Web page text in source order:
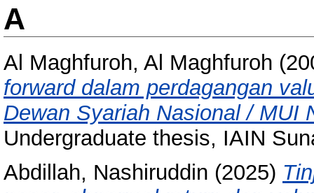
A
Al Maghfuroh, Al Maghfuroh
forward dalam perdagangan
Dewan Syariah Nasional / MUI
Undergraduate thesis, IAIN
Abdillah, Nashiruddin (2025)